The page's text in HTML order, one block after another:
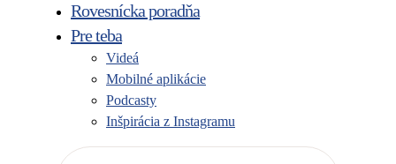
Rovesnícka poradňa
Pre teba
Videá
Mobilné aplikácie
Podcasty
Inšpirácia z Instagramu